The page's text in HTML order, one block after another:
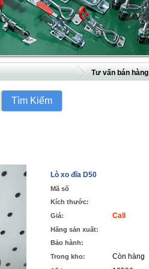
Tư vấn bán hàng
Lò xo đĩa D50
Mã số
Kích thước:
Giá:
Call
Hãng sản xuất:
Bảo hành:
Trong kho:
Còn hàng